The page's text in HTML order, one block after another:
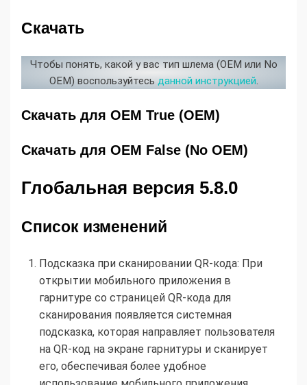
Скачать
Чтобы понять, какой у вас тип шлема (OEM или No
OEM) воспользуйтесь данной инструкцией.
Скачать для OEM True (OEM)
Скачать для OEM False (No OEM)
Глобальная версия 5.8.0
Список изменений
Подсказка при сканировании QR-кода: При
открытии мобильного приложения в
гарнитуре со страницей QR-кода для
сканирования появляется системная
подсказка, которая направляет пользователя
на QR-код на экране гарнитуры и сканирует
его, обеспечивая более удобное